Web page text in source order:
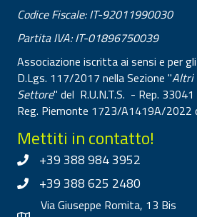
Codice Fiscale: IT-92011990030
Partita IVA: IT-01896750039
Associazione iscritta ai sensi e per
D.Lgs. 117/2017 nella Sezione "Altri
Settore" del R.U.N.T.S. - Rep.
Reg. Piemonte 1723/A1419A/2022
Mettiti in contatto!
+39 388 984 3952
+39 388 625 2480
Via Giuseppe Romita, 13 Bis